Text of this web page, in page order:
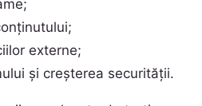
externe;
și creșterea securității.